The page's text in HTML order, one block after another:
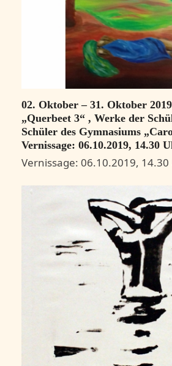
02. Oktober – 31. Oktober 2019
„Querbeet 3“ , Werke der
Schüler des Gymnasiums
Vernissage: 06.10.2019, 14.30
Vernissage: 06.10.2019, 14.30